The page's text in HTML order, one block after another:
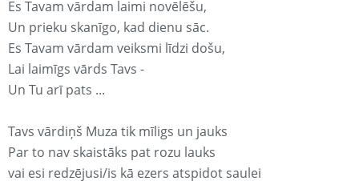
Es Tavam vārdam laimi novēlēšu,
Un prieku skanīgo, kad dienu sāc.
Es Tavam vārdam veiksmi līdzi došu,
Lai laimīgs vārds Tavs -
Un Tu arī pats ...
Tavs vārdiņš Muza tik mīligs un jauks
Par to nav skaistāks pat rozu lauks
vai esi redzējusi/is kā ezers atspidot saulei